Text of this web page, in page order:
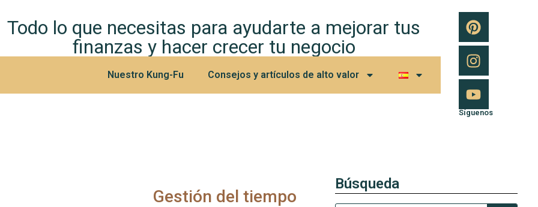
Todo lo que necesitas para ayudarte a mejorar tus
finanzas y hacer crecer tu negocio
Nuestro Kung-Fu Consejos y artículos de alto valor
Síguenos
Gestión del tiempo
Búsqueda